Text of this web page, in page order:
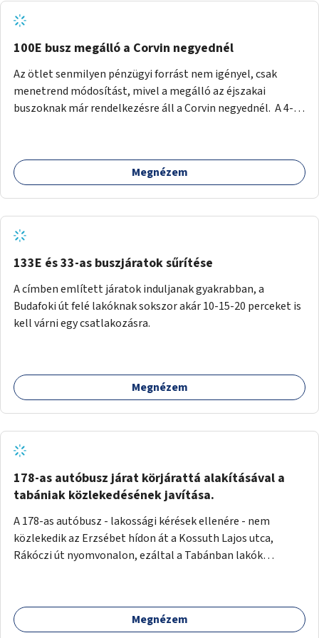
tud állni a megállóba. A környéken a tömegközlekedés
csúcsidőben már most is fullos, a Bosnyák téri beruházások
befejeztével hatványozódni fog az utazási igény.
100E busz megálló a Corvin negyednél
Az ötlet senmilyen pénzügyi forrást nem igényel, csak
menetrend módosítást, mivel a megálló az éjszakai
buszoknak már rendelkezésre áll a Corvin negyednél. A 4-es
ha a 100E reptéri busz a Corvin negyed metrómegállónál is
megállna - főleg éjjel, amikor a metró nem jár, és a 200E
nem hosszabbítaná meg sokkal, a 4-6 vonalán lakóknak
viszont a Kálvin tér-Corvin negyed utat megspórolva 10-15
perccel rövidítheti az utazási idejét.
Megnézem
133E és 33-as buszjáratok sűrítése
A címben említett járatok induljanak gyakrabban, a
Budafoki út felé lakóknak sokszor akár 10-15-20 perceket is
kell várni egy csatlakozásra.
Megnézem
178-as autóbusz járat körjárattá alakításával a
tabániak közlekedésének javítása.
A 178-as autóbusz - lakossági kérések ellenére - nem
közlekedik az Erzsébet hídon át a Kossuth Lajos utca,
Rákóczi út nyomvonalon, ezáltal a Tabánban lakók
járattal feljutni a Naphegyre, ahol iskola és óvoda is van a
körzetben élők számára. Megoldás lenne, ha a 178-as
Megnézem